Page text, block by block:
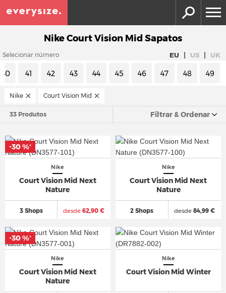
Nike Court Vision Mid Sapatos
Selecionar número EU | US | UK
40 41 42 43 44 45 46 47 48 49
Nike Court Vision Mid
33 Produtos Filtrar & Ordenar
Nike
Court Vision Mid Next
Nature
3 Shops desde 62,90 €
-30 %*
Nike
Court Vision Mid Next
Nature
2 Shops desde 84,99 €
Nike
Court Vision Mid Next
Nature
-30 %*
Nike
Court Vision Mid Winter